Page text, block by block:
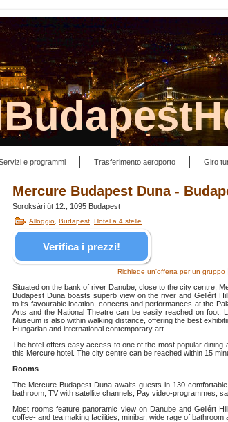
e programmi Trasferimento aeroporto Giro
Mercure Budapest Duna -
Soroksári út 12., 1095 Budapest
Alloggio Budapest Hotel a 4 stelle
Verifica i prezzi!
Richiede un'offerta per un gruppo|
Situated on the bank of river Danube, close to the city centre,
Budapest Duna boasts superb view on the river and Gellért
to its favourable location, concerts and performances at the
Arts and the National Theatre can be easily reached on foot.
Museum is also within walking distance, offering the best
Hungarian and international contemporary art.
The hotel offers easy access to one of the most popular
this Mercure hotel. The city centre can be reached within 15
Rooms
The Mercure Budapest Duna awaits guests in 130
bathroom, TV with satellite channels, Pay video-programmes,
Most rooms feature panoramic view on Danube and Gellért
coffee- and tea making facilities, minibar, wide rage of bathroom